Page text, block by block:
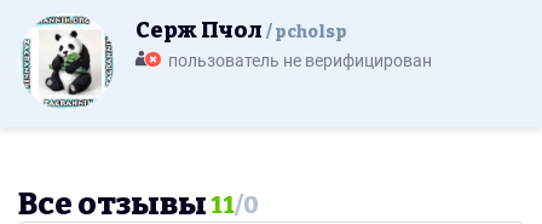
Серж Пчол pcholsp
пользователь не верифицирован
Все отзывы11/0